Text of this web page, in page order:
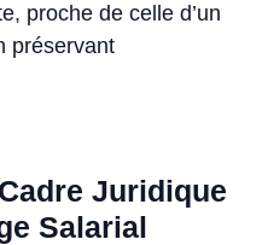
proche de celle d’un
préservant
Juridique
Salarial